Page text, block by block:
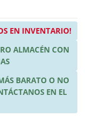
EN INVENTARIO!
ALMACÉN CON
BARATO O NO
EN EL